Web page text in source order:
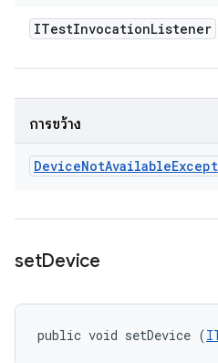
ITestInvocationListener
การขว้าง
DeviceNotAvailable
setDevice
public void setDevice (